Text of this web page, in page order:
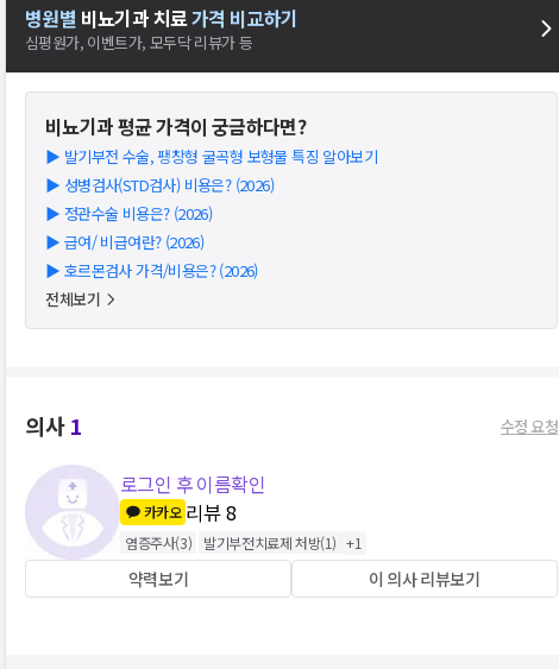
병원별 비뇨기과치료가격 비교하기
심평원가, 이벤트가, 모두닥 리뷰가 등
비뇨기과평균 가격이 궁금하다면?
▶ 발기부전 수술, 팽창형 굴곡형 보형물 특징 알아보기
▶ 성병검사(STD검사) 비용은? (2026)
▶ 정관수술 비용은? (2026)
▶ 급여/ 비급여란? (2026)
▶ 호르몬검사 가격/비용은? (2026)
전체보기
의사1 수정 요청
로그인 후 이름확인
카카오 리뷰8
염증주사(3) 발기부전치료제 처방(1) +1
약력보기 이 의사 리뷰보기